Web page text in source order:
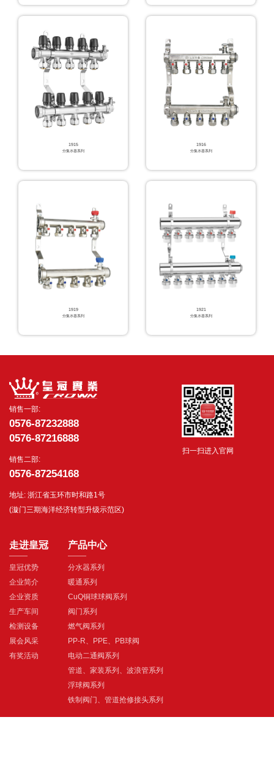
1915
分集水器系列
1916
分集水器系列
1919
分集水器系列
1921
分集水器系列
销售一部:
0576-87232888
0576-87216888
销售二部:
0576-87254168
地址: 浙江省玉环市时和路1号
(漩门三期海洋经济转型升级示范区)
走进皇冠
皇冠优势
企业简介
企业资质
生产车间
检测设备
展会风采
有奖活动
产品中心
分水器系列
暖通系列
CuQ铜球球阀系列
阀门系列
燃气阀系列
PP-R、PPE、PB球阀
电动二通阀系列
管道、家装系列、波浪管系列
浮球阀系列
铁制阀门、管道抢修接头系列
扫一扫进入官网